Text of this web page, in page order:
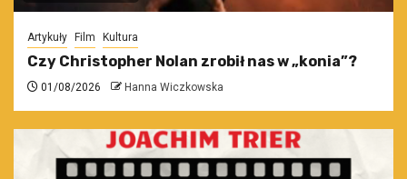
Artykuły Film Kultura
Czy Christopher Nolan zrobił nas w „konia”?
01/08/2026 Hanna Wiczkowska